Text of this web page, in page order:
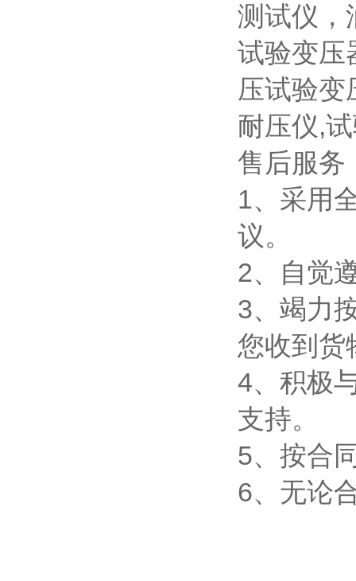
测试仪，
试验变压
压试验变
耐压仪,
售后服务
1、采用
议。
2、自觉
3、竭力
您收到货
4、积极
支持。
5、按合
6、无论